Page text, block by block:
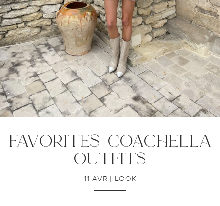
favorites coachella
outfits
11 AVR | LOOK